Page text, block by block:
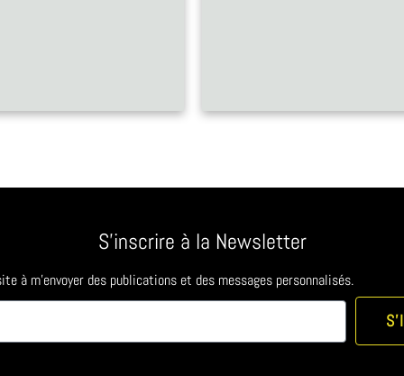
S'inscrire à la Newsletter
à m'envoyer des publications et des messages personnalisés.